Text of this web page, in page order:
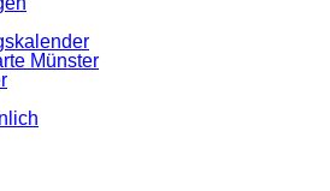
Münster